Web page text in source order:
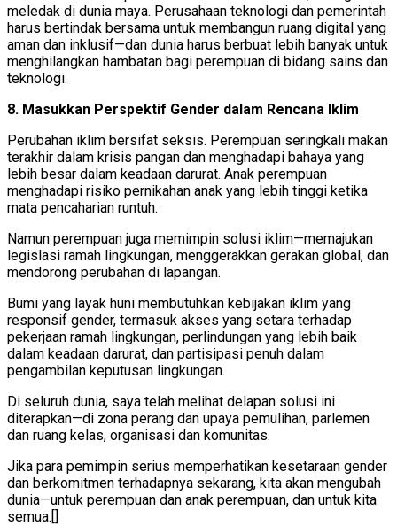
meledak di dunia maya. Perusahaan teknologi dan pemerintah
harus bertindak bersama untuk membangun ruang digital yang
aman dan inklusif—dan dunia harus berbuat lebih banyak untuk
menghilangkan hambatan bagi perempuan di bidang sains dan
teknologi.
8. Masukkan Perspektif Gender dalam Rencana Iklim
Perubahan iklim bersifat seksis. Perempuan seringkali makan
terakhir dalam krisis pangan dan menghadapi bahaya yang
lebih besar dalam keadaan darurat. Anak perempuan
menghadapi risiko pernikahan anak yang lebih tinggi ketika
mata pencaharian runtuh.
Namun perempuan juga memimpin solusi iklim—memajukan
legislasi ramah lingkungan, menggerakkan gerakan global, dan
mendorong perubahan di lapangan.
Bumi yang layak huni membutuhkan kebijakan iklim yang
responsif gender, termasuk akses yang setara terhadap
pekerjaan ramah lingkungan, perlindungan yang lebih baik
dalam keadaan darurat, dan partisipasi penuh dalam
pengambilan keputusan lingkungan.
Di seluruh dunia, saya telah melihat delapan solusi ini
diterapkan—di zona perang dan upaya pemulihan, parlemen
dan ruang kelas, organisasi dan komunitas.
Jika para pemimpin serius memperhatikan kesetaraan gender
dan berkomitmen terhadapnya sekarang, kita akan mengubah
dunia—untuk perempuan dan anak perempuan, dan untuk kita
semua.[]